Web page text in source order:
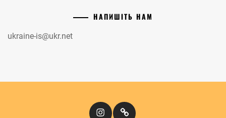
НАПИШІТЬ НАМ
ukraine-is@ukr.net
InstagramКіномандри